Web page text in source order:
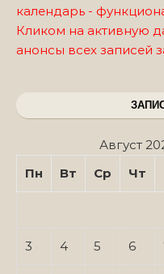
календарь -
Кликом на активную
анонсы всех записей
Август
Пн
Вт Ср Чт
3 4 5 6